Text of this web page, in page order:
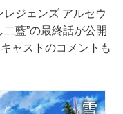
ジェンズ アルセウ
藍”の最終話が公開
ャストのコメントも